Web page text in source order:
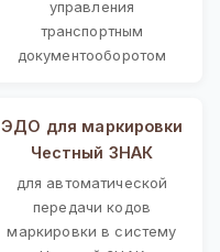
управления
транспортным
документооборотом
ЭДО для маркировки
Честный ЗНАК
для автоматической
передачи кодов
маркировки в систему